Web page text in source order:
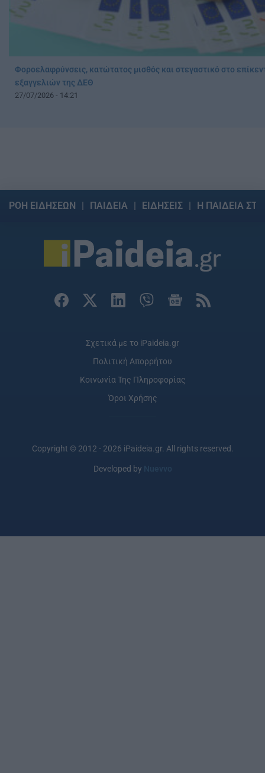
Φοροελαφρύνσεις, κατώτατος μισθός και στεγαστικό στο
εξαγγελιών της ΔΕΘ
27/07/2026 - 14:21
ΡΟΗ ΕΙΔΗΣΕΩΝ ΠΑΙΔΕΙΑ ΕΙΔΗΣΕΙΣ Η ΠΑΙΔΕΙΑ
Σχετικά με το iPaideia.gr
Πολιτική Απορρήτου
Κοινωνία Της Πληροφορίας
Όροι Χρήσης
Copyright © 2012 - 2026 iPaideia.gr. All rights reserved.
Developed by